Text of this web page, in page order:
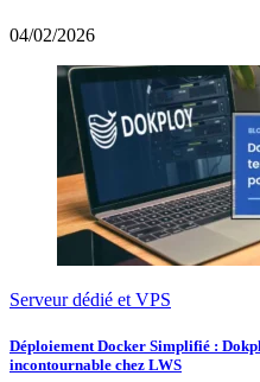
04/02/2026
Serveur dédié et VPS
Déploiement Docker Simplifié :
incontournable chez LWS